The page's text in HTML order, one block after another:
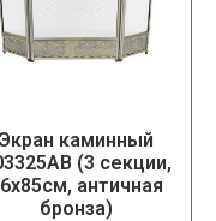
каминный
(3 секции,
античная
бронза)